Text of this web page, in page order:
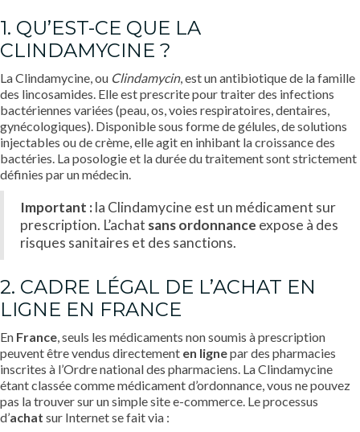
1. QU’EST-CE QUE LA
CLINDAMYCINE ?
La Clindamycine, ou Clindamycin, est un antibiotique de la famille
des lincosamides. Elle est prescrite pour traiter des infections
bactériennes variées (peau, os, voies respiratoires, dentaires,
gynécologiques). Disponible sous forme de gélules, de solutions
injectables ou de crème, elle agit en inhibant la croissance des
bactéries. La posologie et la durée du traitement sont strictement
définies par un médecin.
Important :la Clindamycine est un médicament sur
prescription. L’achat sans ordonnance expose à des
risques sanitaires et des sanctions.
2. CADRE LÉGAL DE L’ACHAT EN
LIGNE EN FRANCE
En France, seuls les médicaments non soumis à prescription
peuvent être vendus directement en lignepar des pharmacies
inscrites à l’Ordre national des pharmaciens. La Clindamycine
étant classée comme médicament d’ordonnance, vous ne pouvez
pas la trouver sur un simple site e-commerce. Le processus
d’achat sur Internet se fait via :